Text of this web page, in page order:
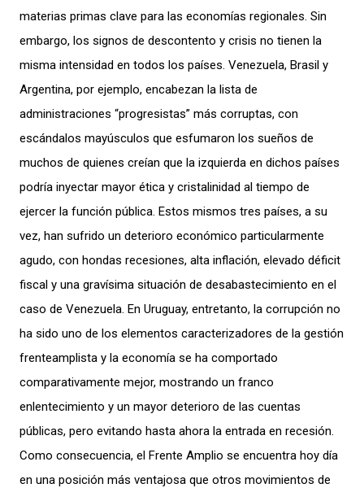
materias primas clave para las economías regionales. Sin
embargo, los signos de descontento y crisis no tienen la
misma intensidad en todos los países. Venezuela, Brasil y
Argentina, por ejemplo, encabezan la lista de
administraciones “progresistas” más corruptas, con
escándalos mayúsculos que esfumaron los sueños de
muchos de quienes creían que la izquierda en dichos países
podría inyectar mayor ética y cristalinidad al tiempo de
ejercer la función pública. Estos mismos tres países, a su
vez, han sufrido un deterioro económico particularmente
agudo, con hondas recesiones, alta inflación, elevado déficit
fiscal y una gravísima situación de desabastecimiento en el
caso de Venezuela. En Uruguay, entretanto, la corrupción no
ha sido uno de los elementos caracterizadores de la gestión
frenteamplista y la economía se ha comportado
comparativamente mejor, mostrando un franco
enlentecimiento y un mayor deterioro de las cuentas
públicas, pero evitando hasta ahora la entrada en recesión.
Como consecuencia, el Frente Amplio se encuentra hoy día
en una posición más ventajosa que otros movimientos de